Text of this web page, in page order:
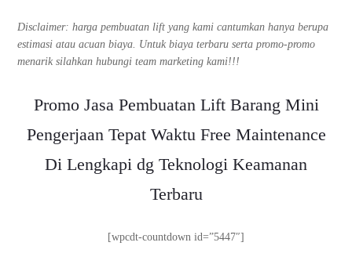
Disclaimer: harga pembuatan lift yang kami cantumkan hanya berupa
estimasi atau acuan biaya. Untuk biaya terbaru serta promo-promo
menarik silahkan hubungi team marketing kami!!!
Promo Jasa Pembuatan Lift Barang Mini
Pengerjaan Tepat Waktu Free Maintenance
Di Lengkapi dg Teknologi Keamanan
Terbaru
[wpcdt-countdown id=”5447″]